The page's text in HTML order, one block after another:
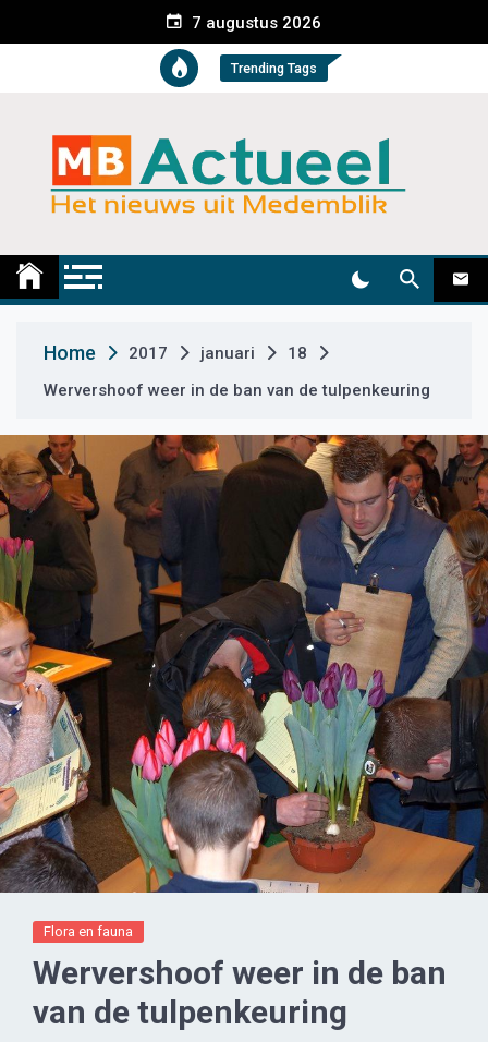
e
t
7 augustus 2026
Trending Tags
Medemblik Actueel
Home 2017 januari
18
Wervershoof weer in de ban van de tulpenkeuring
Flora en fauna
Wervershoof weer in de ban
van de tulpenkeuring